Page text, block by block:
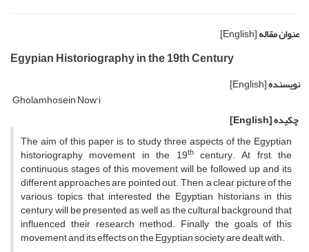
عنوان مقاله[English]
Egypian Historiography in the 19th Century
نویسنده[English]
Gholamhosein Now'i
چکیده[English]
The aim of this paper is to study three aspects of the Egyptian
historiography movement in the 19thcentury. At frst, the
continuous stages of this movement will be followed up and its
different approaches are pointed out. Then, a clear picture of the
various topics that interested the Egyptian historians in this
century will be presented as well as the cultural background that
influenced their research method. Finally, the goals of this
movement and its effects on the Egyptian society are dealt with.